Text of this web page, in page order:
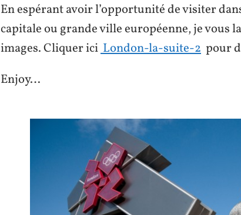
En espérant avoir l’opportunité de visiter
capitale ou grande ville européenne, je vous
images. Cliquer ici London-la-suite-2 pour
Enjoy…